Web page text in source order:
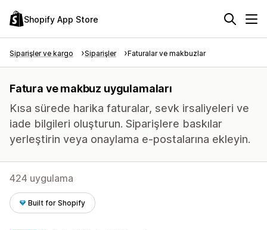
Shopify App Store
Siparişler ve kargo Siparişler Faturalar ve makbuzlar
Fatura ve makbuz uygulamaları
Kısa sürede harika faturalar, sevk irsaliyeleri ve
iade bilgileri oluşturun. Siparişlere baskılar
yerleştirin veya onaylama e-postalarına ekleyin.
424 uygulama
Built for Shopify